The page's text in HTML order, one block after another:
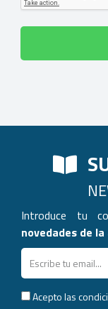
Introduce tu
novedades de
Acepto las